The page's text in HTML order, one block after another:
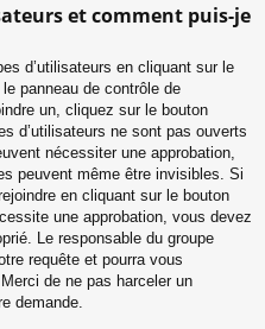
et comment puis-je
d’utilisateurs en cliquant sur le
panneau de contrôle de
un, cliquez sur le bouton
d’utilisateurs ne sont pas ouverts
nécessiter une approbation,
peuvent même être invisibles. Si
en cliquant sur le bouton
une approbation, vous devez
Le responsable du groupe
requête et pourra vous
de ne pas harceler un
demande.